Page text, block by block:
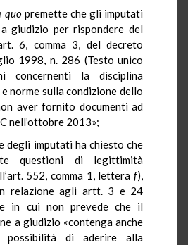
quopremette che gli imputati
giudizio per rispondere del
6, comma 3, del decreto
1998, n. 286 (Testo unico
concernenti la disciplina
norme sulla condizione dello
aver fornito documenti ad
nell’ottobre 2013»;
degli imputati ha chiesto che
questioni di legittimità
552, comma 1, lettera f),
relazione agli artt. 3 e 24
in cui non prevede che il
a giudizio «contenga anche
possibilità di aderire alla